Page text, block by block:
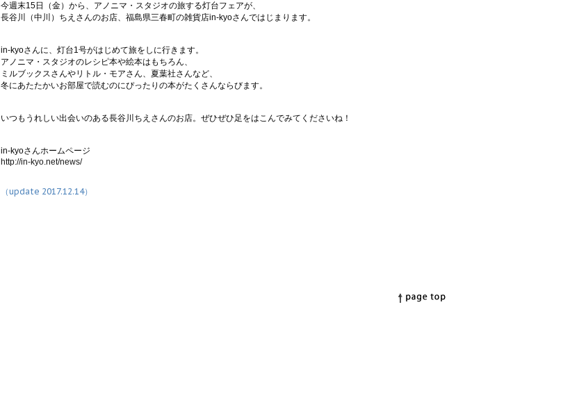
今週末15日（金）から、アノニマ・スタジオの旅する灯台フェアが、
長谷川（中川）ちえさんのお店、福島県三春町の雑貨店in-kyoさんではじまります。
in-kyoさんに、灯台1号がはじめて旅をしに行きます。
アノニマ・スタジオのレシピ本や絵本はもちろん、
ミルブックスさんやリトル・モアさん、夏葉社さんなど、
冬にあたたかいお部屋で読むのにぴったりの本がたくさんならびます。
いつもうれしい出会いのある長谷川ちえさんのお店。ぜひぜひ足をはこんでみてくださいね！
in-kyoさんホームページ
http://in-kyo.net/news/
（update 2017.12.14）